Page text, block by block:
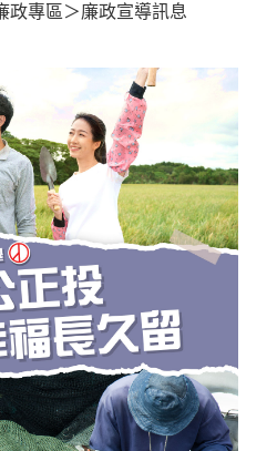
政專區＞廉政宣導訊息